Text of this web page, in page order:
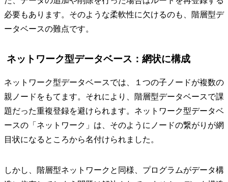
必要もあります。そのような柔軟性に欠けるのも、階層型デ
ータベースの難点です。
ネットワーク型データベース：網状に構成
ネットワーク型データベースでは、１つの子ノードが複数の
親ノードをもてます。それにより、階層型データベースで課
題だった重複登録を避けられます。ネットワーク型データベ
ースの「ネットワーク」は、そのようにノードの繋がりが網
目状になるところから名付けられました。
しかし、階層型ネットワークと同様、プログラムがデータ構